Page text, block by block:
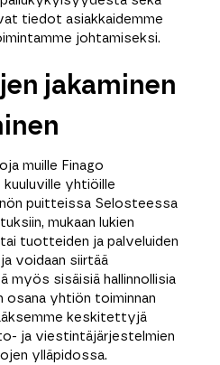
tiedot asiakkaidemme
johtamiseksi.
jakaminen
muille Finago
yhtiöille
puitteissa Selosteessa
mukaan lukien
tuotteiden ja palveluiden
voidaan siirtää
myös sisäisiä hallinnollisia
osana yhtiön toiminnan
keskitettyjä
ja viestintäjärjestelmien
ylläpidossa.